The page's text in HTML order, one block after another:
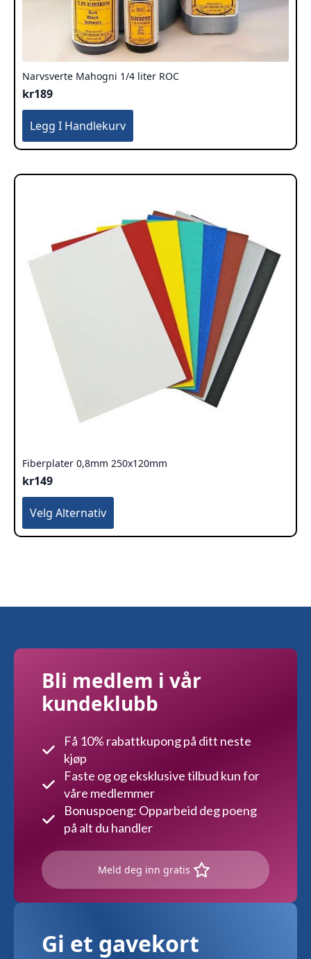
Narvsverte Mahogni 1/4 liter ROC
kr189
Legg I Handlekurv
Fiberplater 0,8mm 250x120mm
kr149
Velg Alternativ
produktet
har
velges
Bli medlem i vår
kundeklubb
Få 10% rabattkupong på ditt neste
kjøp
Faste og og eksklusive tilbud kun for
våre medlemmer
Bonuspoeng: Opparbeid deg poeng
på alt du handler
Meld deg inn gratis
Gi et gavekort